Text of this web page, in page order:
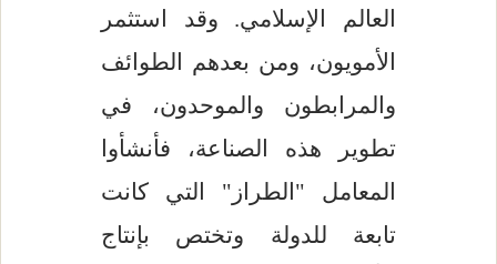
العالم الإسلامي. وقد استثمر
الأمويون، ومن بعدهم الطوائف
والمرابطون والموحدون، في
تطوير هذه الصناعة، فأنشأوا
المعامل "الطراز" التي كانت
تابعة للدولة وتختص بإنتاج